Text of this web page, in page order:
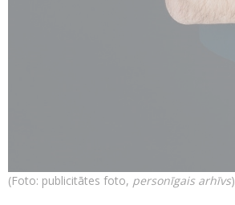
(Foto: publicitātes foto, personīgais arhīvs)